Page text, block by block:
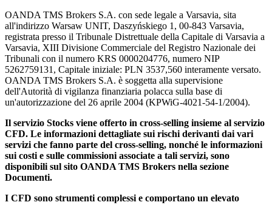
OANDA TMS Brokers S.A. con sede legale a Varsavia, sita
all'indirizzo Warsaw UNIT, Daszyńskiego 1, 00-843 Varsavia,
registrata presso il Tribunale Distrettuale della Capitale di Varsavia a
Varsavia, XIII Divisione Commerciale del Registro Nazionale dei
Tribunali con il numero KRS 0000204776, numero NIP
5262759131, Capitale iniziale: PLN 3537,560 interamente versato.
OANDA TMS Brokers S.A. è soggetta alla supervisione
dell'Autorità di vigilanza finanziaria polacca sulla base di
un'autorizzazione del 26 aprile 2004 (KPWiG-4021-54-1/2004).
Il servizio Stocks viene offerto in cross-selling insieme al servizio
CFD. Le informazioni dettagliate sui rischi derivanti dai vari
servizi che fanno parte del cross-selling, nonché le informazioni
sui costi e sulle commissioni associate a tali servizi, sono
disponibili sul sito OANDA TMS Brokers nella sezione
Documenti.
I CFD sono strumenti complessi e comportano un elevato